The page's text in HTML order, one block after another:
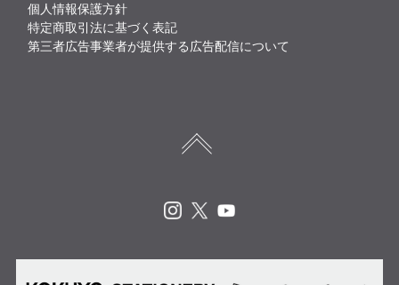
個人情報保護方針
特定商取引法に基づく表記
第三者広告事業者が提供する広告配信について